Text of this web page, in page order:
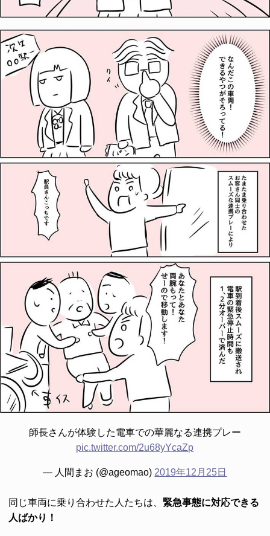
師長さんが体験した電車での華麗なる連携プレー
pic.twitter.com/2u68yYcaZp
— 人間まお (@ageomao) 2019年12月25日
同じ車両に乗り合わせた人たちは、 緊急事態に対応できる
人ばかり！